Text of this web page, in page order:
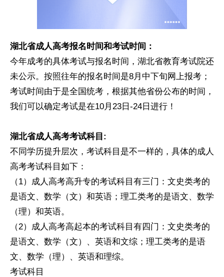
湖北省成人高考报名时间和考试时间：
今年成考的具体考试与报名时间，湖北省教育考试院还
未公示。按照往年的报名时间是8月中下旬网上报考；
考试时间由于是全国统考，根据其他省份公布的时间，
我们可以确定考试是在10月23日-24日进行！
湖北省成人高考考试科目:
不同学历提升层次，考试科目是不一样的，具体的成人
高考考试科目如下：
（1）成人高考高升专的考试科目有三门：文史类考的
是语文、数学（文）和英语；理工类考的是语文、数学
（理）和英语。
（2）成人高考高起本的考试科目有四门：文史类考的
是语文、数学（文）、英语和文综；理工类考的是语
文、数学（理）、英语和理综。
考试科目